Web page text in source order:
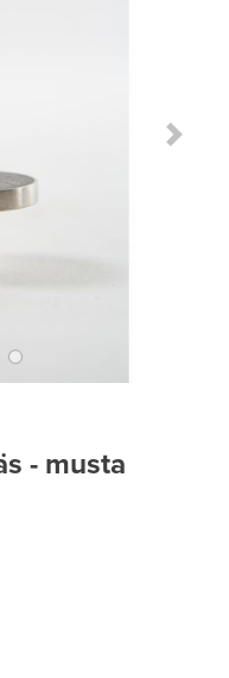
Next
- musta